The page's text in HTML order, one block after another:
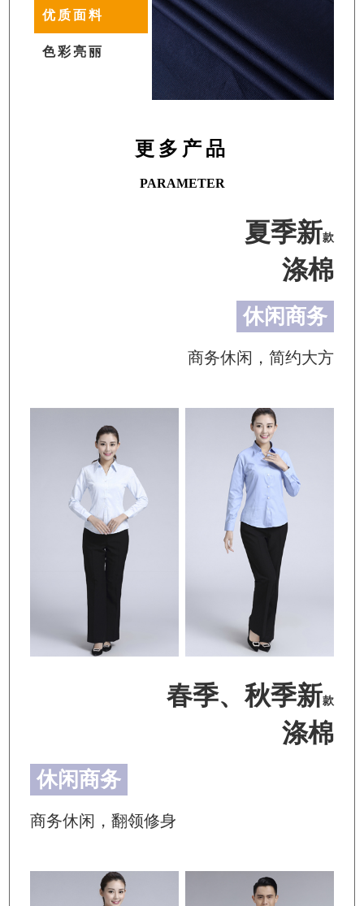
优质面料
色彩亮丽
更多产品
PARAMETER
夏季新款
涤棉
休闲商务
商务休闲，简约大方
春季、秋季新款
涤棉
休闲商务
商务休闲，翻领修身